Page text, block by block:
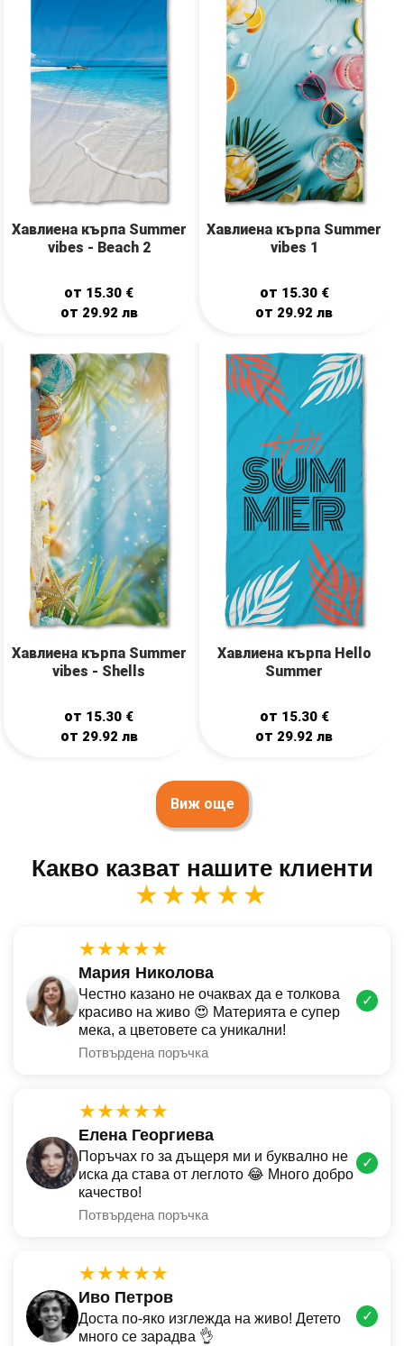
Хавлиена кърпа Summer
vibes - Beach 2
от 15.30 €
от 29.92 лв
Хавлиена кърпа Summer
vibes 1
от 15.30 €
от 29.92лв
Хавлиена кърпа Summer
vibes - Shells
от 15.30 €
от 29.92 лв
Хавлиена кърпа Hello
Summer
от 15.30 €
от 29.92лв
Виж още
Какво казват нашите клиенти
★★★★★
★★★★★
Мария Николова
Честно казано не очаквах да е толкова
красиво на живо 😍 Материята е супер
мека, а цветовете са уникални!
Потвърдена поръчка
✓
★★★★★
Елена Георгиева
Поръчах го за дъщеря ми и буквално не
иска да става от леглото 😂 Много добро
качество!
Потвърдена поръчка
✓
★★★★★
Иво Петров
Доста по-яко изглежда на живо! Детето
много се зарадва 👌
✓